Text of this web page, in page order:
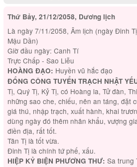
Thứ Bảy, 21/12/2058, Dương lịch
Là ngày 7/11/2058, Âm lịch (ngày Đinh
Mậu Dần)
Giờ đầu ngày: Canh Tí
Trực Chấp - Sao Liễu
HOÀNG ĐẠO: Huyền vũ hắc đạo
ĐỔNG CÔNG TUYỂN TRẠCH NHẬT
Tị, Quý Tị, Kỷ Tị, có Hoàng la, Tử đàn,
những sao che, chiếu, nên an táng, đặt
giá thú, nhập trạch, xuất hành, khai
dùng ngày đó thêm nhân khẩu, vượng
điền địa, rất tốt.
Tân Tị là tốt vừa.
Đinh Tị là chính tứ phế, xấu.
HIỆP KỶ BIỆN PHƯƠNG THƯ: Sa trung